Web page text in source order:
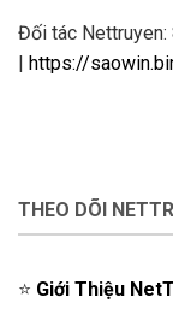
Đối tác Nettruyen:
https://
THEO DÕI
⭐️ Giới Thiệu